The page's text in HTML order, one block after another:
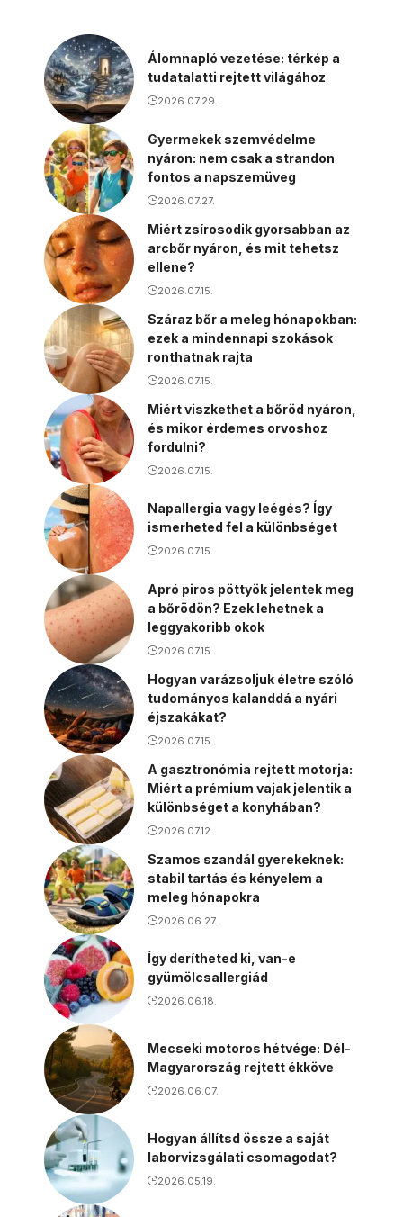
Álomnapló vezetése: térkép a
tudatalatti rejtett világához
2026.07.29.
Gyermekek szemvédelme
nyáron: nem csak a strandon
fontos a napszemüveg
2026.07.27.
Miért zsírosodik gyorsabban az
arcbőr nyáron, és mit tehetsz
ellene?
2026.07.15.
Száraz bőr a meleg hónapokban:
ezek a mindennapi szokások
ronthatnak rajta
2026.07.15.
Miért viszkethet a bőröd nyáron,
és mikor érdemes orvoshoz
fordulni?
2026.07.15.
Napallergia vagy leégés? Így
ismerheted fel a különbséget
2026.07.15.
Apró piros pöttyök jelentek meg
a bőrödön? Ezek lehetnek a
leggyakoribb okok
2026.07.15.
Hogyan varázsoljuk életre szóló
tudományos kalanddá a nyári
éjszakákat?
2026.07.15.
A gasztronómia rejtett motorja:
Miért a prémium vajak jelentik a
különbséget a konyhában?
2026.07.12.
Szamos szandál gyerekeknek:
stabil tartás és kényelem a
meleg hónapokra
2026.06.27.
Így derítheted ki, van-e
gyümölcsallergiád
2026.06.18.
Mecseki motoros hétvége: Dél-
Magyarország rejtett ékköve
2026.06.07.
Hogyan állítsd össze a saját
laborvizsgálati csomagodat?
2026.05.19.